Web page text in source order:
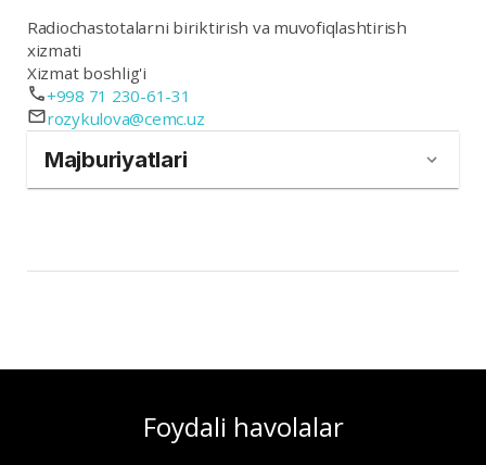
Radiochastotalarni biriktirish va muvofiqlashtirish
xizmati
Xizmat boshlig'i
+998 71 230-61-31
rozykulova@cemc.uz
Majburiyatlari
Foydali havolalar